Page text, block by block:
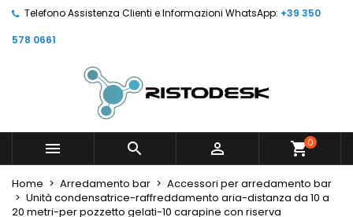
Telefono Assistenza Clienti e Informazioni WhatsApp: +39 350
578 0661
   shopping_cart0
Home Arredamento bar
Accessori per arredamento bar
Unità condensatrice-raffreddamento aria-distanza da 10 a
20 metri-per pozzetto gelati-10 carapine con riserva